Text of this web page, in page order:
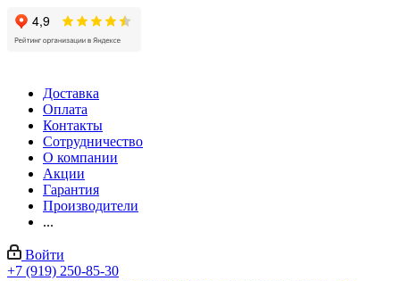
Доставка
Оплата
Контакты
Сотрудничество
О компании
Акции
Гарантия
Производители
...
Войти
+7 (919) 250-85-30